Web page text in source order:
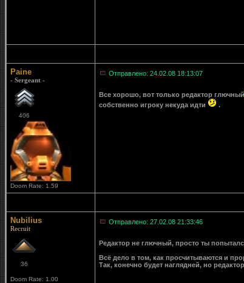
Paine
- Sergeant -
406
Doom Rate: 1.59
Отправлено: 24.02.08 18:13:07
Все хорошо, вот только редактор глючный
собственно игроку некуда идти
.
Nubilius
Recruit
36
Doom Rate: 1.00
Отправлено: 27.02.08 21:33:46
Редактор не глючный, просто ты
Всё дело в том, как просчитываются и
Так, конечно будет наглядней, но